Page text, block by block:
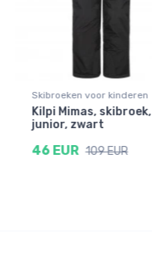
Skibroeken voor kinderen
Kilpi Mimas, skibroek,
junior, zwart
46 EUR 109 EUR